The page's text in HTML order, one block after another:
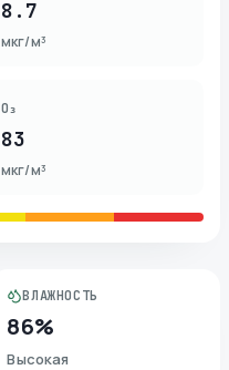
8.7
мкг/м³
O₃
83
мкг/м³
ВЛАЖНОСТЬ
86%
Высокая